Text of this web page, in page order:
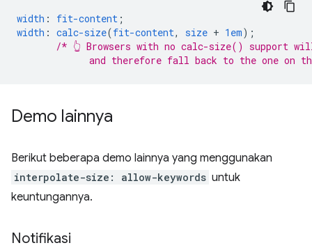
width : fit-content ;
width : calc-size(fit-content, size + 1em);
/* 👆 Browsers with no calc-size() support
and therefore fall back to the one on
Demo lainnya
Berikut beberapa demo lainnya yang menggunakan
interpolate-size: allow-keywords untuk
keuntungannya.
Notifikasi